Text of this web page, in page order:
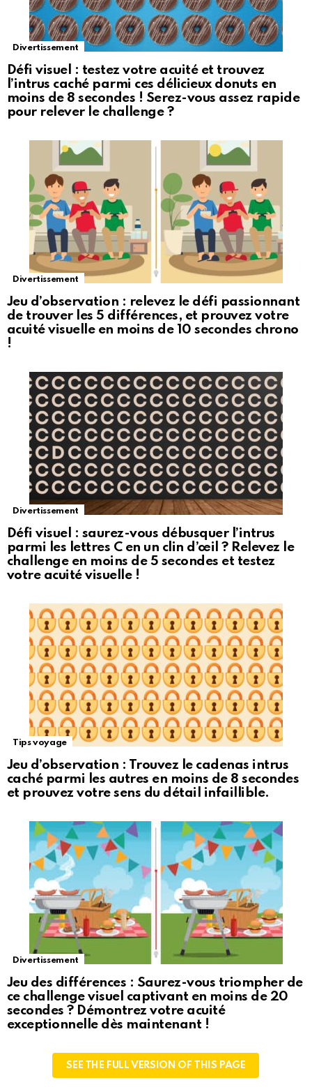
Divertissement
Défi visuel : testez votre acuité et trouvez
l’intrus caché parmi ces délicieux donuts en
moins de 8 secondes ! Serez-vous assez rapide
pour relever le challenge ?
Divertissement
Jeu d’observation : relevez le défi passionnant
de trouver les 5 différences, et prouvez votre
acuité visuelle en moins de 10 secondes chrono
!
Divertissement
Défi visuel : saurez-vous débusquer l’intrus
parmi les lettres C en un clin d’œil ? Relevez le
challenge en moins de 5 secondes et testez
votre acuité visuelle !
Tips voyage
Jeu d’observation : Trouvez le cadenas intrus
caché parmi les autres en moins de 8 secondes
et prouvez votre sens du détail infaillible.
Divertissement
Jeu des différences : Saurez-vous triompher de
ce challenge visuel captivant en moins de 20
secondes ? Démontrez votre acuité
exceptionnelle dès maintenant !
SEE THE FULL VERSION OF THIS PAGE